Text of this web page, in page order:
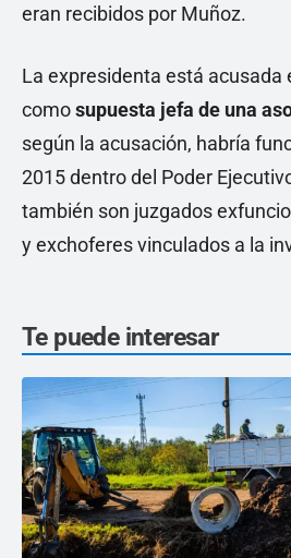
eran recibidos por Muñoz.
La expresidenta está acusada
comosupuesta jefa de una
según la acusación, habría
2015 dentro del Poder
también son juzgados
y exchoferes vinculados a la
Te puede interesar